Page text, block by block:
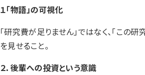
１「物語」の可視化
「研究費が足りません」ではなく、「この
を見せること。
２．後輩への投資という意識